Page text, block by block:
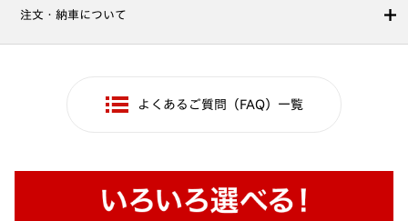
注文・納車について
よくあるご質問（FAQ）一覧